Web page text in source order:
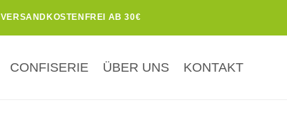
VERSANDKOSTENFREI AB 30€
CONFISERIE ÜBER UNS KONTAKT